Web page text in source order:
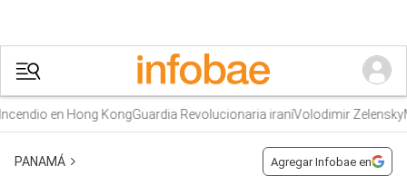
en Hong KongGuardia Revolucionaria iraníVolodimir Zelensky
PANAMÁ Agregar Infobae en